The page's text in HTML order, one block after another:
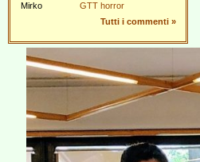
Mirko
GTT horror
Tutti i commenti »